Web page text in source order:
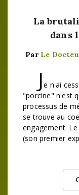
La
dans
Par Le
Je n'ai
"porcine" n'est
processus de
se trouve au
engagement.
(son premier